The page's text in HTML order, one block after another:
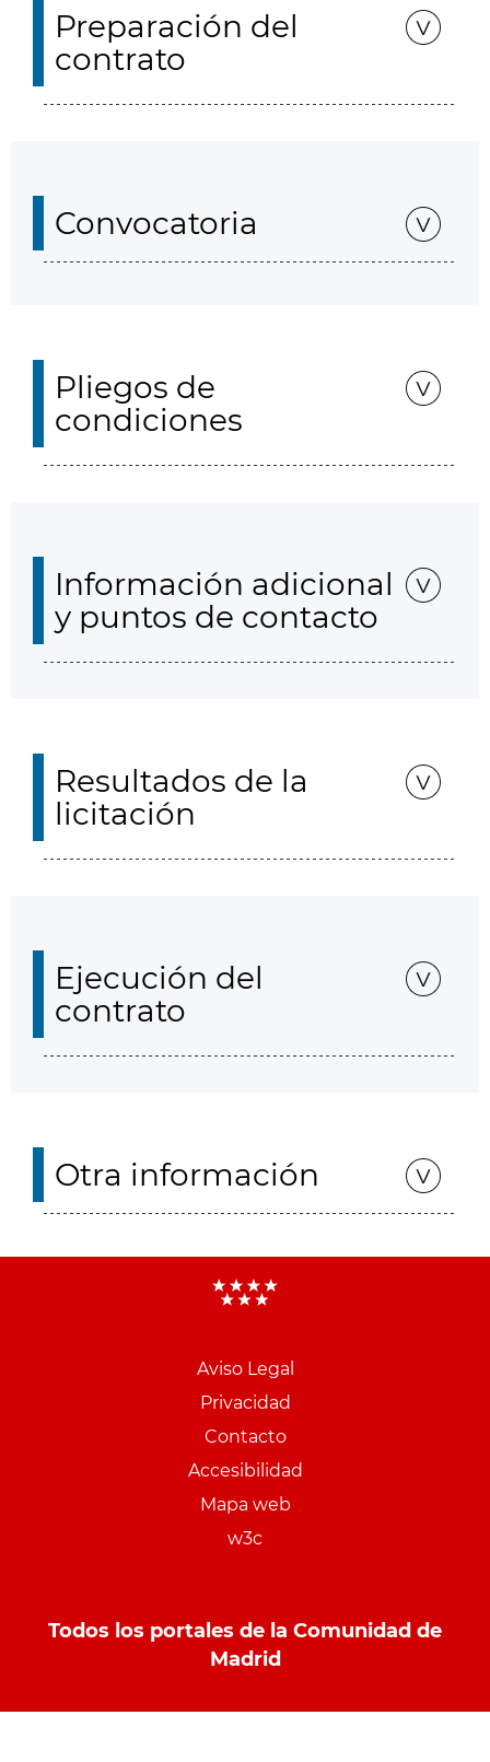
Preparación del
contrato
Convocatoria
Pliegos de
condiciones
Información adicional
y puntos de contacto
Resultados de la
licitación
Ejecución del
contrato
Otra información
Aviso Legal
Privacidad
Contacto
Accesibilidad
Mapa web
w3c
Todos los portales de la Comunidad de
Madrid